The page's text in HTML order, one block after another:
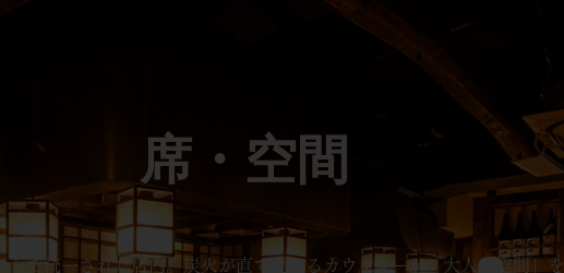
席・空間
トで統一された店内。炭火が直で見れるカウンターが「大人の空間」を